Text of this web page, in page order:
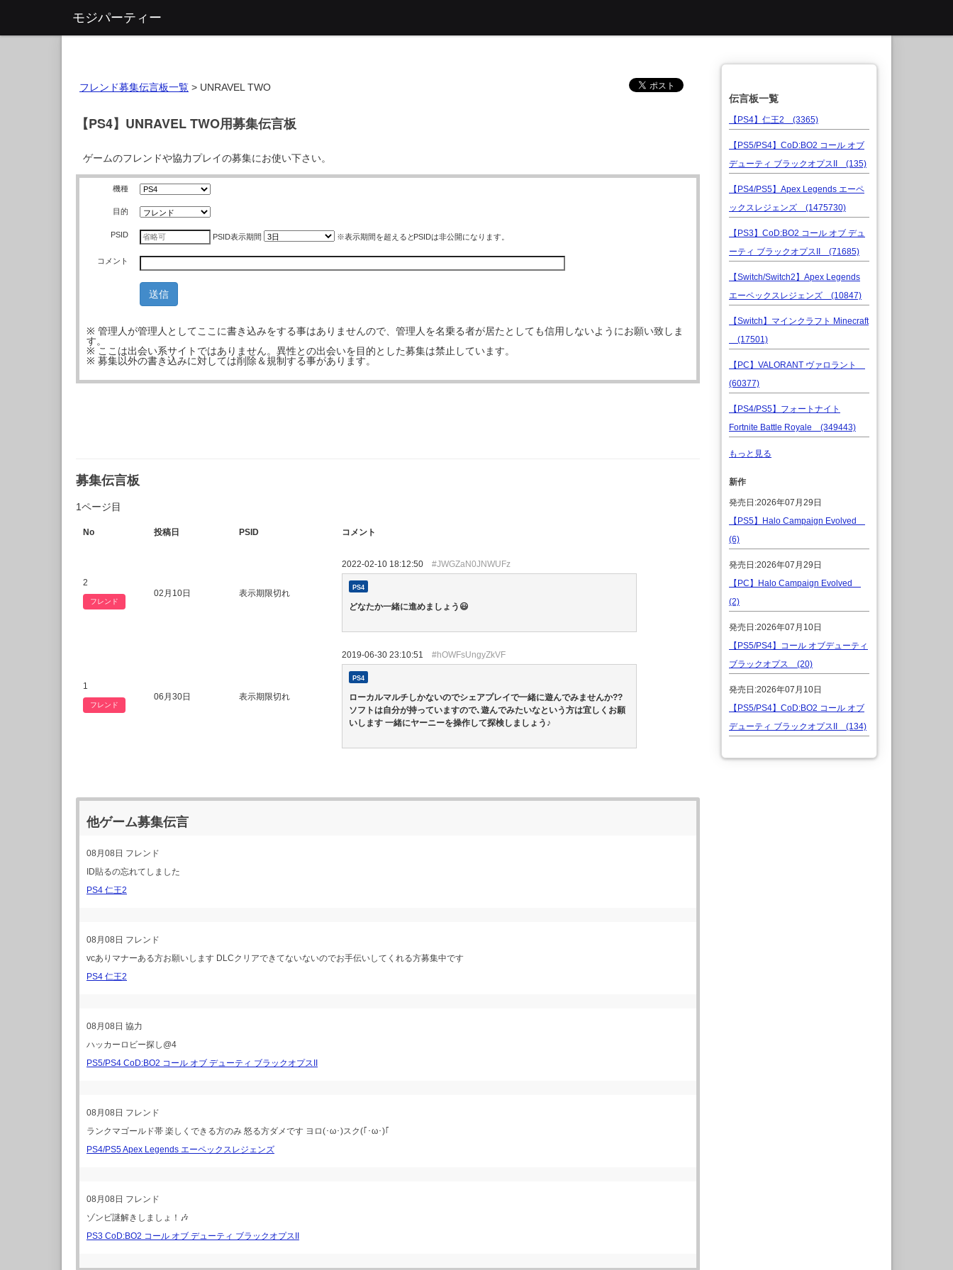
モジパーティー
フレンド募集伝言板一覧 > UNRAVEL TWO
【PS4】UNRAVEL TWO用募集伝言板
ゲームのフレンドや協力プレイの募集にお使い下さい。
機種
目的
PSID PSID表示期間 ※表示期間を超えるとPSIDは非公開になります。
コメント
※ 管理人が管理人としてここに書き込みをする事はありませんので、管理人を名乗る者が居たとしても信用しないようにお願い致しま
す。
※ ここは出会い系サイトではありません。異性との出会いを目的とした募集は禁止しています。
※ 募集以外の書き込みに対しては削除＆規制する事があります。
募集伝言板
1ページ目
No 投稿日 PSID コメント
2
フレンド
02月10日 表示期限切れ
2022-02-10 18:12:50 #JWGZaN0JNWUFz
PS4
どなたか一緒に進めましょう😃
1
フレンド
06月30日 表示期限切れ
2019-06-30 23:10:51 #hOWFsUngyZkVF
PS4
ローカルマルチしかないのでシェアプレイで一緒に遊んでみませんか??
ソフトは自分が持っていますので､遊んでみたいなという方は宜しくお願
いします 一緒にヤーニーを操作して探検しましょう♪
他ゲーム募集伝言
08月08日 フレンド
ID貼るの忘れてしました
PS4 仁王2
08月08日 フレンド
vcありマナーある方お願いします DLCクリアできてないないのでお手伝いしてくれる方募集中です
PS4 仁王2
08月08日 協力
ハッカーロビー探し@4
PS5/PS4 CoD:BO2 コール オブ デューティ ブラックオプスII
08月08日 フレンド
ランクマゴールド帯 楽しくできる方のみ 怒る方ダメです ヨロ(･ω･)スク(｢･ω･)｢
PS4/PS5 Apex Legends エーペックスレジェンズ
08月08日 フレンド
ゾンビ謎解きしましょ！🎶
PS3 CoD:BO2 コール オブ デューティ ブラックオプスII
伝言板一覧
【PS4】仁王2 (3365)
【PS5/PS4】CoD:BO2 コール オブ
デューティ ブラックオプスII (135)
【PS4/PS5】Apex Legends エーペ
ックスレジェンズ (1475730)
【PS3】CoD:BO2 コール オブ デュ
ーティ ブラックオプスII (71685)
【Switch/Switch2】Apex Legends
エーペックスレジェンズ (10847)
【Switch】マインクラフト Minecraft
(17501)
【PC】VALORANT ヴァロラント
(60377)
【PS4/PS5】フォートナイト
Fortnite Battle Royale (349443)
もっと見る
新作
発売日:2026年07月29日
【PS5】Halo Campaign Evolved
(6)
発売日:2026年07月29日
【PC】Halo Campaign Evolved
(2)
発売日:2026年07月10日
【PS5/PS4】コール オブデューティ
ブラックオプス (20)
発売日:2026年07月10日
【PS5/PS4】CoD:BO2 コール オブ
デューティ ブラックオプスII (134)